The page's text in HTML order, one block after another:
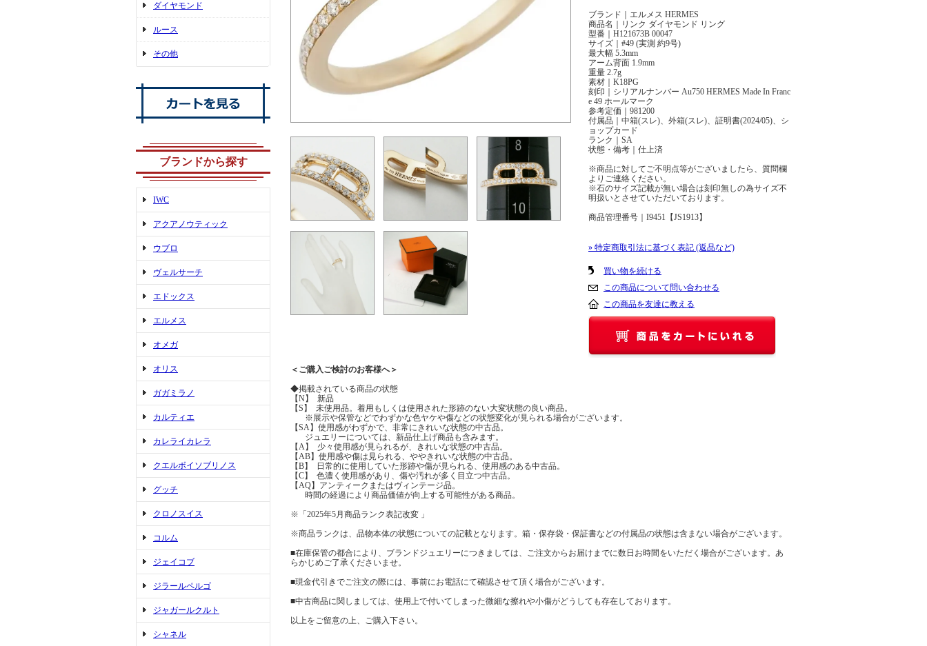
ダイヤモンド
ルース
その他
ブランドから探す
IWC
アクアノウティック
ウブロ
ヴェルサーチ
エドックス
エルメス
オメガ
オリス
ガガミラノ
カルティエ
カレライカレラ
クエルボイソブリノス
グッチ
クロノスイス
コルム
ジェイコブ
ジラールペルゴ
ジャガールクルト
シャネル
ブランド｜エルメス HERMES
商品名｜リンク ダイヤモンド リング
型番｜H121673B 00047
サイズ｜#49 (実測 約9号)
最大幅 5.3mm
アーム背面 1.9mm
重量 2.7g
素材｜K18PG
刻印｜シリアルナンバー Au750 HERMES Made In Franc
e 49 ホールマーク
参考定価｜981200
付属品｜中箱(スレ)、外箱(スレ)、証明書(2024/05)、シ
ョップカード
ランク｜SA
状態・備考｜仕上済
※商品に対してご不明点等がございましたら、質問欄
よりご連絡ください。
※石のサイズ記載が無い場合は刻印無しの為サイズ不
明扱いとさせていただいております。
商品管理番号｜I9451【JS1913】
» 特定商取引法に基づく表記 (返品など)
買い物を続ける
この商品について問い合わせる
この商品を友達に教える
＜ご購入ご検討のお客様へ＞
◆掲載されている商品の状態
【N】 新品
【S】 未使用品。着用もしくは使用された形跡のない大変状態の良い商品。
※展示や保管などでわずかな色ヤケや傷などの状態変化が見られる場合がございます。
【SA】使用感がわずかで、非常にきれいな状態の中古品。
ジュエリーについては、新品仕上げ商品も含みます。
【A】 少々使用感が見られるが、きれいな状態の中古品。
【AB】使用感や傷は見られる、ややきれいな状態の中古品。
【B】 日常的に使用していた形跡や傷が見られる、使用感のある中古品。
【C】 色濃く使用感があり、傷や汚れが多く目立つ中古品。
【AQ】アンティークまたはヴィンテージ品。
時間の経過により商品価値が向上する可能性がある商品。
※「2025年5月商品ランク表記改変 」
※商品ランクは、品物本体の状態についての記載となります。箱・保存袋・保証書などの付属品の状態は含まない場合がございます。
■在庫保管の都合により、ブランドジュエリーにつきましては、ご注文からお届けまでに数日お時間をいただく場合がございます。あ
らかじめご了承くださいませ。
■現金代引きでご注文の際には、事前にお電話にて確認させて頂く場合がございます。
■中古商品に関しましては、使用上で付いてしまった微細な擦れや小傷がどうしても存在しております。
以上をご留意の上、ご購入下さい。